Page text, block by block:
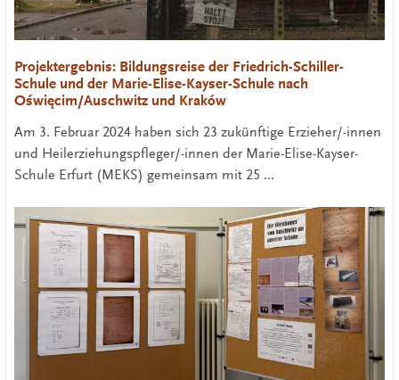
Projektergebnis: Bildungsreise der Friedrich-Schiller-
Schule und der Marie-Elise-Kayser-Schule nach
Oświęcim/Auschwitz und Kraków
Am 3. Februar 2024 haben sich 23 zukünftige Erzieher/-innen
und Heilerziehungspfleger/-innen der Marie-Elise-Kayser-
Schule Erfurt (MEKS) gemeinsam mit 25 …